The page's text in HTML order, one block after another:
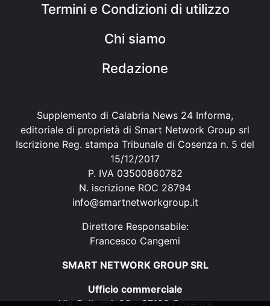
Termini e Condizioni di utilizzo
Chi siamo
Redazione
Supplemento di Calabria News 24 Informa,
editoriale di proprietà di Smart Network Group srl
Iscrizione Reg. stampa Tribunale di Cosenza n. 5 del
15/12/2017
P. IVA 03500860782
N. iscrizione ROC 28794
info@smartnetworkgroup.it
Direttore Responsabile:
Francesco Cangemi
SMART NETWORK GROUP SRL
Ufficio commerciale
Via Galluppi, 26 – 87100 Cosenza